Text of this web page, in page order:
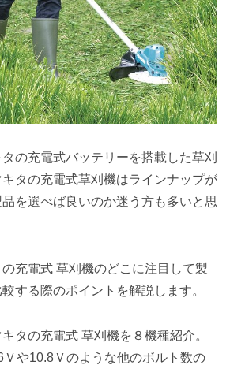
の充電式バッテリーを搭載した草刈
タの充電式草刈機はラインナップが
を選べば良いのか迷う方も多いと思
充電式 草刈機のどこに注目して製
較する際のポイントを解説 します。
タの充電式 草刈機を８機種紹介。
や10.8Ｖのような他のボルト数の